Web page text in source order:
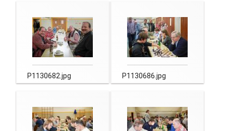
P1130682.jpg P1130686.jpg